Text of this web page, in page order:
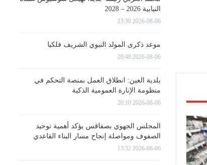
النيابية 2026 – 2028
2026-08-06 23:30
موعد ذكرى المولد النبوي الشريف فلكيا
2026-08-06 20:48
بلدية العين: انطلاق العمل بمنصة التحكم في
منظومة الإنارة العمومية الذكية
2026-08-06 20:10
المجلس الجهوي بصفاقس يؤكد أهمية توحيد
الصفوف ومواصلة إنجاح مسار البناء القاعدي
2026-08-06 13:32